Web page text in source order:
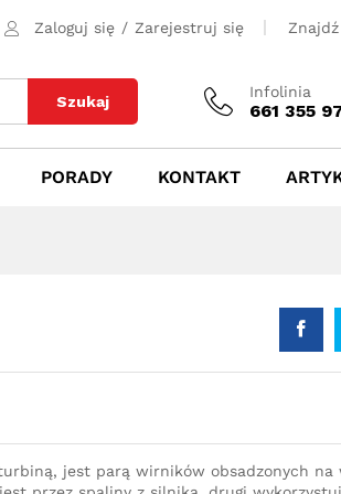
Zaloguj się / Zarejestruj się
Szukaj
Infolinia
661 355
PORADY KONTAKT
jest parą wirników obsadzonych na
400zł Dodaj do